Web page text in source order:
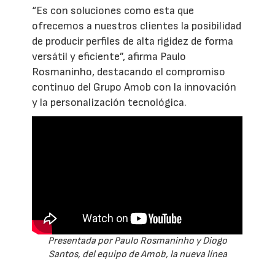
“Es con soluciones como esta que
ofrecemos a nuestros clientes la posibilidad
de producir perfiles de alta rigidez de forma
versátil y eficiente”, afirma Paulo
Rosmaninho, destacando el compromiso
continuo del Grupo Amob con la innovación
y la personalización tecnológica.
Presentada por Paulo Rosmaninho y Diogo
Santos, del equipo de Amob, la nueva línea